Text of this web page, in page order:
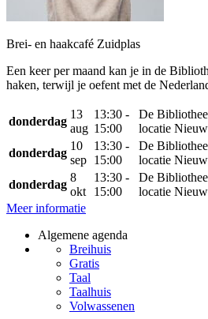
Brei- en haakcafé Zuidplas
Een keer per maand kan je in de
haken, terwijl je oefent met de
donderdag
13
aug
13:30 -
15:00
De
locatie
donderdag
10
sep
13:30 -
15:00
De
locatie
donderdag
8
okt
13:30 -
15:00
De
locatie
Meer informatie
Algemene agenda
Breihuis
Gratis
Taal
Taalhuis
Volwassenen